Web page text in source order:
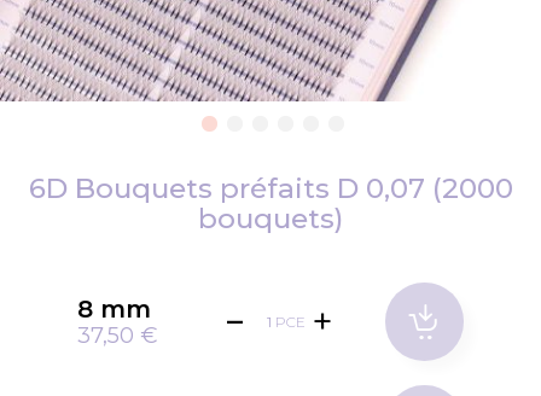
d’images
6D Bouquets préfaits D 0,07 (2000
bouquets)
8 mm
37,50 €
PCE